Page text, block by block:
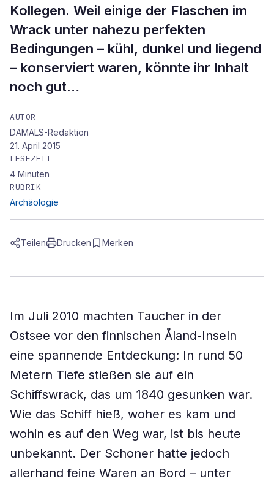
Kollegen. Weil einige der Flaschen im
Wrack unter nahezu perfekten
Bedingungen – kühl, dunkel und liegend
– konserviert waren, könnte ihr Inhalt
noch gut…
AUTOR
DAMALS-Redaktion
21. April 2015
LESEZEIT
4 Minuten
RUBRIK
Archäologie
Teilen Drucken Merken
Im Juli 2010 machten Taucher in der
Ostsee vor den finnischen Åland-Inseln
eine spannende Entdeckung: In rund 50
Metern Tiefe stießen sie auf ein
Schiffswrack, das um 1840 gesunken war.
Wie das Schiff hieß, woher es kam und
wohin es auf den Weg war, ist bis heute
unbekannt. Der Schoner hatte jedoch
allerhand feine Waren an Bord – unter